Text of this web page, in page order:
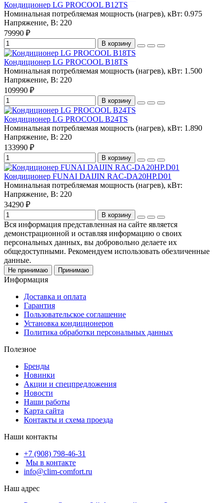
Кондиционер LG PROCOOL B12TS
Номинальная потребляемая мощность (нагрев), кВт: 0.975
Напряжение, В: 220
79990 ₽
В корзину
Кондиционер LG PROCOOL B18TS
Номинальная потребляемая мощность (нагрев), кВт: 1.500
Напряжение, В: 220
109990 ₽
В корзину
Кондиционер LG PROCOOL B24TS
Номинальная потребляемая мощность (нагрев), кВт: 1.890
Напряжение, В: 220
133990 ₽
В корзину
Кондиционер FUNAI DAIJIN RAC-DA20HP.D01
Номинальная потребляемая мощность (нагрев), кВт:
Напряжение, В: 220
34290 ₽
В корзину
Вся информация представленная на сайте является
демонстрационной и оставляя информацию о своих
персональных данных, вы добровольно делаете их
общедоступными. Рекомендуем использовать обезличенные
данные.
Не принимаю Принимаю
Информация
Доставка и оплата
Гарантия
Пользовательское соглашение
Установка кондиционеров
Политика обработки персональных данных
Полезное
Бренды
Новинки
Акции и спецпредложения
Новости
Наши работы
Карта сайта
Контакты и схема проезда
Наши контакты
+7 (908) 798-46-31
Мы в контакте
info@clim-comfort.ru
Наш адрес